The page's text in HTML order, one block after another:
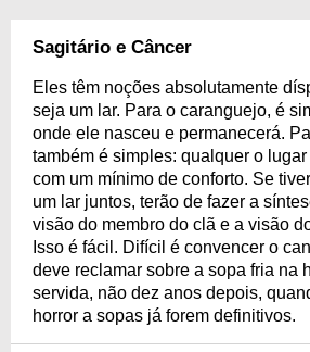
Sagitário e Câncer
Eles têm noções absolutamente
seja um lar. Para o caranguejo, é
onde ele nasceu e permanecerá.
também é simples: qualquer o
com um mínimo de conforto. Se
um lar juntos, terão de fazer a
visão do membro do clã e a visão
Isso é fácil. Difícil é convencer o
deve reclamar sobre a sopa fria na
servida, não dez anos depois,
horror a sopas já forem definitivos.